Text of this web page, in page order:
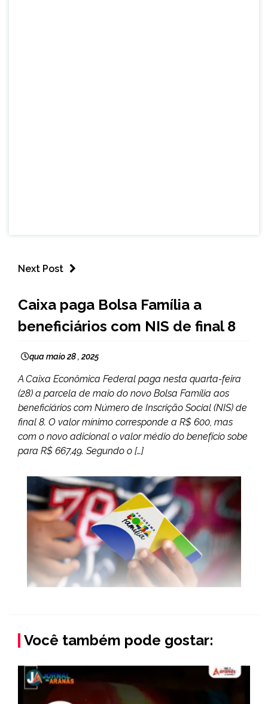
Next Post
NOTÍCIAS
Caixa paga Bolsa Família a
beneficiários com NIS de final 8
qua maio 28 , 2025
A Caixa Econômica Federal paga nesta quarta-feira
(28) a parcela de maio do novo Bolsa Família aos
beneficiários com Número de Inscrição Social (NIS) de
final 8. O valor mínimo corresponde a R$ 600, mas
com o novo adicional o valor médio do benefício sobe
para R$ 667,49. Segundo o […]
Você também pode gostar: